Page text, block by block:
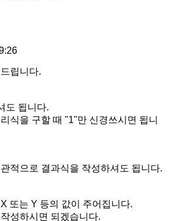
립니다.
도 됩니다.
식을 구할 때 "1"만 신경쓰시면 됩니
적으로 결과식을 작성하셔도 됩니다.
또는 Y 등의 값이 주어집니다.
성하시면 되겠습니다.